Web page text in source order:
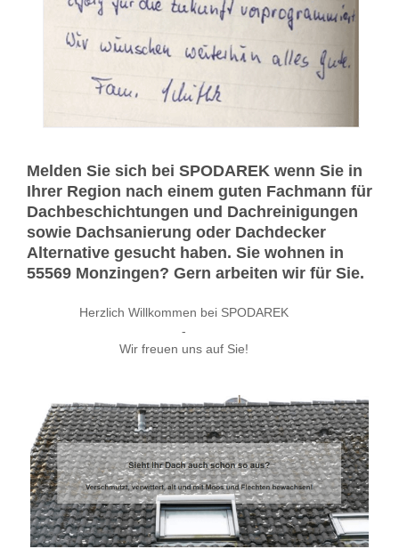
Melden Sie sich bei SPODAREK wenn Sie in
Ihrer Region nach einem guten Fachmann für
Dachbeschichtungen und Dachreinigungen
sowie Dachsanierung oder Dachdecker
Alternative gesucht haben. Sie wohnen in
55569 Monzingen? Gern arbeiten wir für Sie.
Herzlich Willkommen bei SPODAREK
-
Wir freuen uns auf Sie!